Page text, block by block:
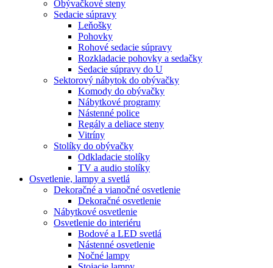
Obývačkové steny
Sedacie súpravy
Leňošky
Pohovky
Rohové sedacie súpravy
Rozkladacie pohovky a sedačky
Sedacie súpravy do U
Sektorový nábytok do obývačky
Komody do obývačky
Nábytkové programy
Nástenné police
Regály a deliace steny
Vitríny
Stolíky do obývačky
Odkladacie stolíky
TV a audio stolíky
Osvetlenie, lampy a svetlá
Dekoračné a vianočné osvetlenie
Dekoračné osvetlenie
Nábytkové osvetlenie
Osvetlenie do interiéru
Bodové a LED svetlá
Nástenné osvetlenie
Nočné lampy